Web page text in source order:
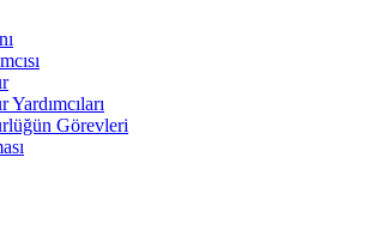
Görevleri